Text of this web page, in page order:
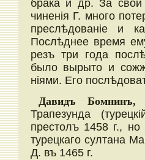
брака и др. За свои
чиненія Г. много
преслѣдованіе и
Послѣднее время
резъ три года
было вырыто и
ніями. Его
Давидъ Бомнинъ,
Трапезунда
престолъ 1458 г., но
турецкаго султана
Д. въ 1465 г.